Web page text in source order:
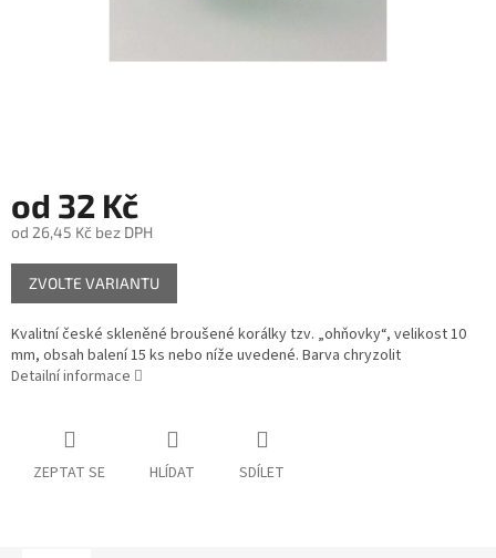
od 32 Kč
od 26,45 Kč bez DPH
Měrná
cena:
ZVOLTE VARIANTU
Kvalitní české skleněné broušené korálky tzv. „ohňovky“, velikost 10
mm, obsah balení 15 ks nebo níže uvedené. Barva chryzolit
Detailní informace
ZEPTAT SE HLÍDAT SDÍLET